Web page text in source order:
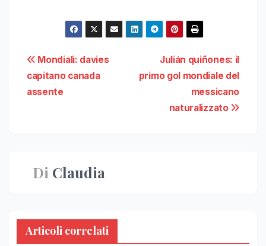
Navigazione
articoli
Julián quiñones: il
primo gol mondiale del
messicano
naturalizzato
Mondiali: davies
capitano canada
assente
Di Claudia
Articoli correlati